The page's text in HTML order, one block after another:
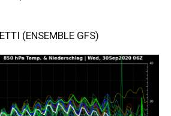
(ENSEMBLE GFS)